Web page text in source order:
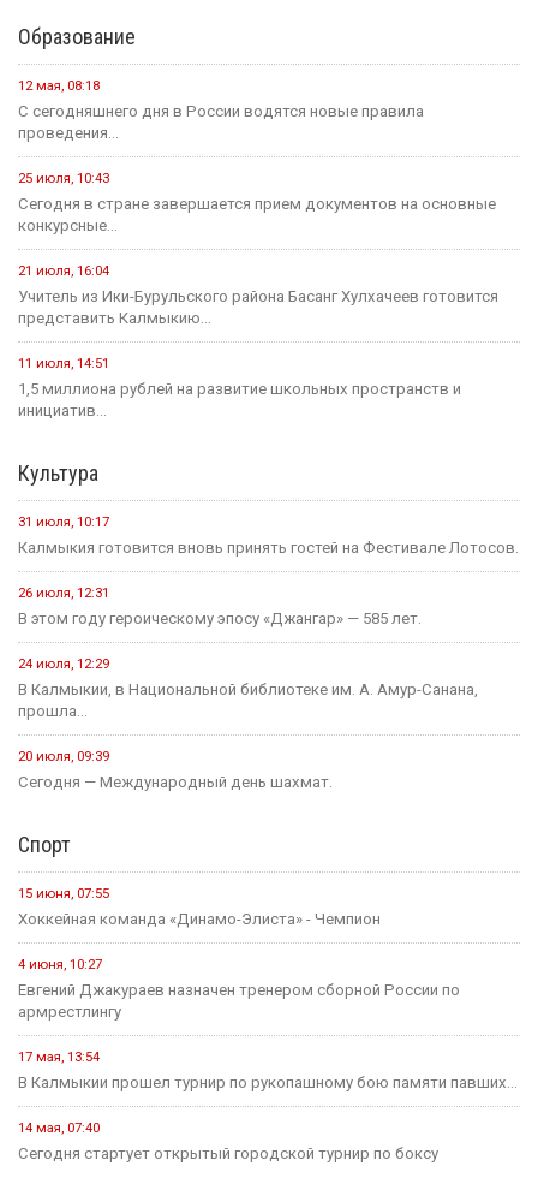
6 августа, 21:00
Вести Калмыкия. Выпуск на канале "Россия 24" от
06.08.2026.
Социальная сфера
16 июля, 13:10
Россия становится одной из самых спокойных стран мира в...
1 августа, 11:42
В рамках акции «35 добрых дел», приуроченной к 35-летию...
1 августа, 10:51
Елена Пашкеева из Яшалтинского района нашла работу на
ярмарке...
Детали предстоящего международного буддийского форума
обсудили Первый зампредседателя правительства...
Политика
24 июля, 16:31
Итоги весенней сессии Государственной Думы
24 июля, 09:46
Сегодня в Элисте состоится заседание правительства Калмыкии.
20 июля, 11:17
В преддверии Единого дня голосования Общественная палата
14 июля, 10:44
Выборная компания не за горами.
Образование
12 мая, 08:18
С сегодняшнего дня в России водятся новые правила
проведения...
25 июля, 10:43
Сегодня в стране завершается прием документов на основные
конкурсные...